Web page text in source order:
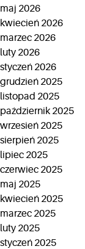
maj 2026
kwiecień 2026
marzec 2026
luty 2026
styczeń 2026
grudzień 2025
listopad 2025
październik 2025
wrzesień 2025
sierpień 2025
lipiec 2025
czerwiec 2025
maj 2025
kwiecień 2025
marzec 2025
luty 2025
styczeń 2025